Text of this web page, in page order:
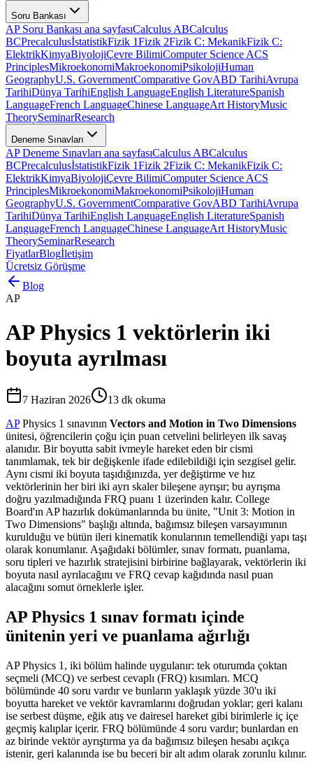
Soru Bankası
AP Soru Bankası ana sayfasıCalculus ABCalculus
BCPrecalculusİstatistikFizik 1Fizik 2Fizik C: MekanikFizik C:
ElektrikKimyaBiyolojiÇevre BilimiComputer Science ACS
PrinciplesMikroekonomiMakroekonomiPsikolojiHuman
GeographyU.S. GovernmentComparative GovABD TarihiAvrupa
TarihiDünya TarihiEnglish LanguageEnglish LiteratureSpanish
LanguageFrench LanguageChinese LanguageArt HistoryMusic
TheorySeminarResearch
Deneme Sınavları
AP Deneme Sınavları ana sayfasıCalculus ABCalculus
BCPrecalculusİstatistikFizik 1Fizik 2Fizik C: MekanikFizik C:
ElektrikKimyaBiyolojiÇevre BilimiComputer Science ACS
PrinciplesMikroekonomiMakroekonomiPsikolojiHuman
GeographyU.S. GovernmentComparative GovABD TarihiAvrupa
TarihiDünya TarihiEnglish LanguageEnglish LiteratureSpanish
LanguageFrench LanguageChinese LanguageArt HistoryMusic
TheorySeminarResearch
FiyatlarBlogİletişim
Ücretsiz Görüşme
Blog
AP
AP Physics 1 vektörlerin iki
boyuta ayrılması
7 Haziran 2026 13 dk okuma
APPhysics 1 sınavının Vectors and Motion in Two Dimensions
ünitesi, öğrencilerin çoğu için puan cetvelini belirleyen ilk savaş
alanıdır. Bir boyutta sabit ivmeyle hareket eden bir cismi
tanımlamak, tek bir değişkenle ifade edilebildiği için sezgisel gelir.
Aynı cismi iki boyuta taşıdığınızda, yer değiştirme ve hız
vektörlerinin her biri iki ayrı skaler bileşene ayrışır; bu ayrışma
doğru yazılmadığında FRQ puanı 1 üzerinden kalır. College
Board'ın AP hazırlık dokümanlarında bu ünite, "Unit 3: Motion in
Two Dimensions" başlığı altında, bağımsız bileşen varsayımının
kurulduğu ve bütün ileri kinematik konularının temellendiği yapı taşı
olarak konumlanır. Aşağıdaki bölümler, sınav formatı, puanlama,
soru tipleri ve hazırlık stratejisini birbirine bağlayarak, vektörlerin iki
boyuta nasıl ayrılacağını ve FRQ cevap kağıdında nasıl puan
alacağını somut örneklerle işler.
AP Physics 1 sınav formatı içinde
ünitenin yeri ve puanlama ağırlığı
AP Physics 1, iki bölüm halinde uygulanır: tek oturumda çoktan
seçmeli (MCQ) ve serbest cevaplı (FRQ) kısımları. MCQ
bölümünde 40 soru vardır ve bunların yaklaşık yüzde 30'u iki
boyutta hareket ve vektör kavramlarını doğrudan yoklar; geri kalanı
ise serbest düşme, eğik atış ve dairesel hareket gibi birimlerle iç içe
geçmiş kalıplar içerir. FRQ bölümünde 4 soru vardır; bunlardan en
az birinde vektör ayrıştırma ya da bağımsız bileşen hesabı açıkça
istenir, geri kalanında ise bu beceri bir alt adım olarak zorunlu kılınır.